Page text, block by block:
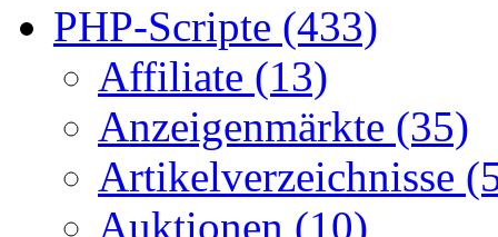
PHP-Scripte (433)
Affiliate (13)
Anzeigenmärkte (35)
Artikelverzeichnisse
Auktionen (10)